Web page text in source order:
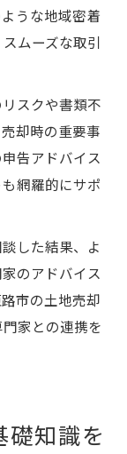
うな地域密着
ムーズな取引
スクや書類不
却時の重要事
告アドバイス
網羅的にサポ
した結果、よ
のアドバイス
市の土地売却
家との連携を
礎知識を